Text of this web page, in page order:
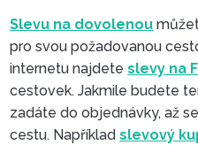
Slevu na dovolenou
pro svou požadovanou
internetu najdeteslevy na
cestovek. Jakmile budete
zadáte do objednávky, až
cestu. Napříkladslevový